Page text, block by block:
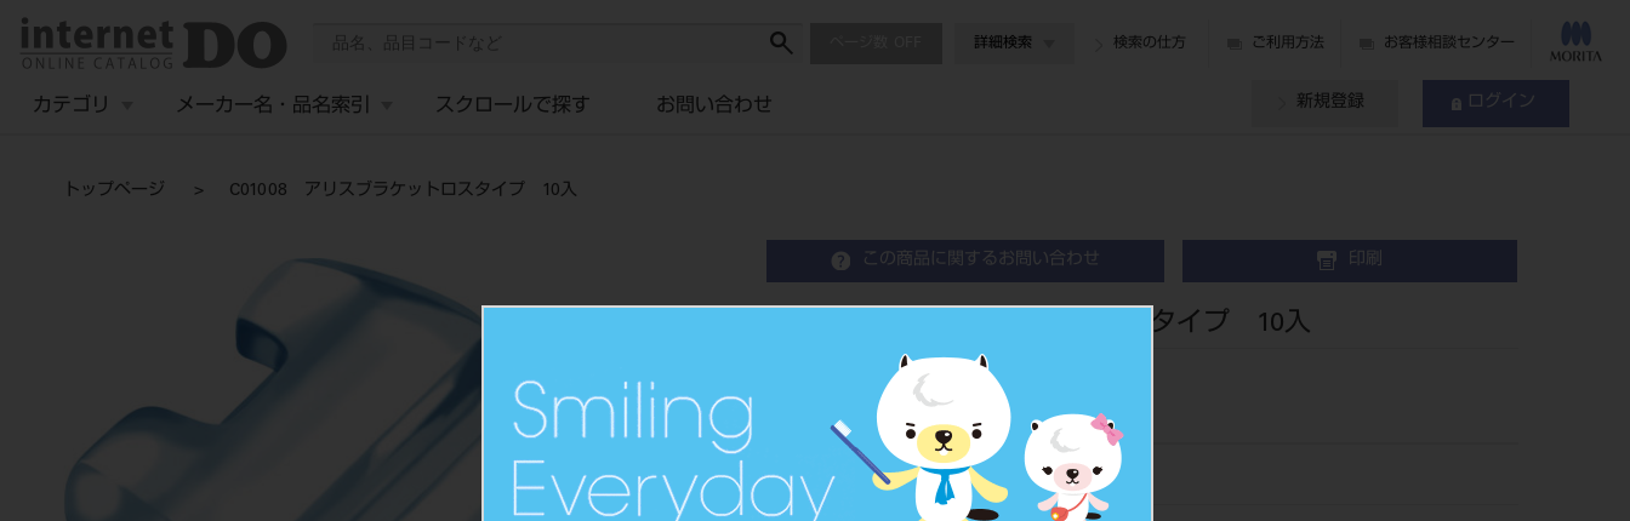
詳細検索 検索の仕方 ご利用方法 お客様相談センター
カテゴリ メーカー名・品名索引 スクロールで探す お問い合わせ 新規登録 ログイン
トップページ C01008 アリスブラケットロスタイプ 10入
この商品に関するお問い合わせ 印刷
C01008 アリスブラケットロスタイプ 10入
Orthodontic Attachment
歯列矯正用アタッチメント
品目コード 2068604401008